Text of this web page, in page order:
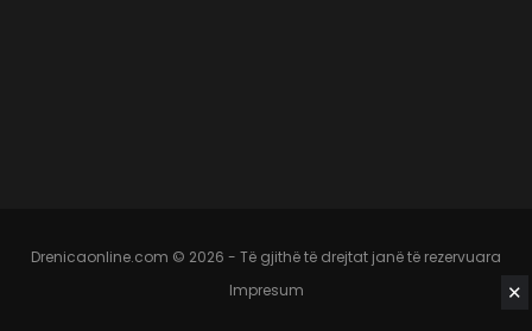
Drenicaonline.com © 2026 - Të gjithë të drejtat janë të rezervuara
Impresum
✕